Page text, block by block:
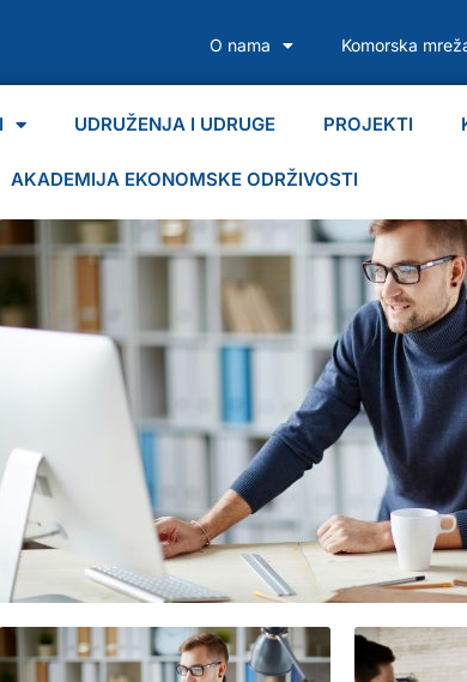
O nama Komorska
UDRUŽENJA I UDRUGE PROJEKTI
AKADEMIJA EKONOMSKE ODRŽIVOSTI